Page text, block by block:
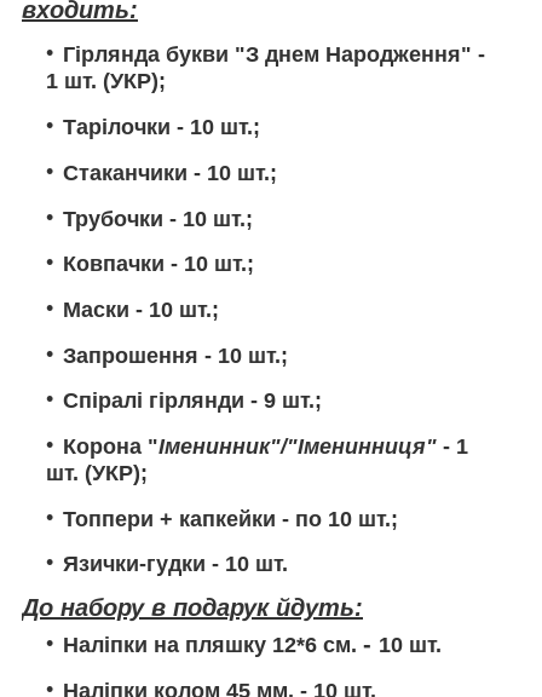
входить:
Гірлянда букви "З днем Народження" -
1 шт. (УКР);
Тарілочки - 10 шт.;
Стаканчики - 10 шт.;
Трубочки - 10 шт.;
Ковпачки - 10 шт.;
Маски - 10 шт.;
Запрошення - 10 шт.;
Спіралі гірлянди - 9 шт.;
Корона "Іменинник"/"Іменинниця" - 1
шт. (УКР);
Топпери + капкейки - по 10 шт.;
Язички-гудки - 10 шт.
До набору в подарук йдуть:
Наліпки на пляшку 12*6 см. - 10 шт.
Наліпки колом 45 мм. - 10 шт.